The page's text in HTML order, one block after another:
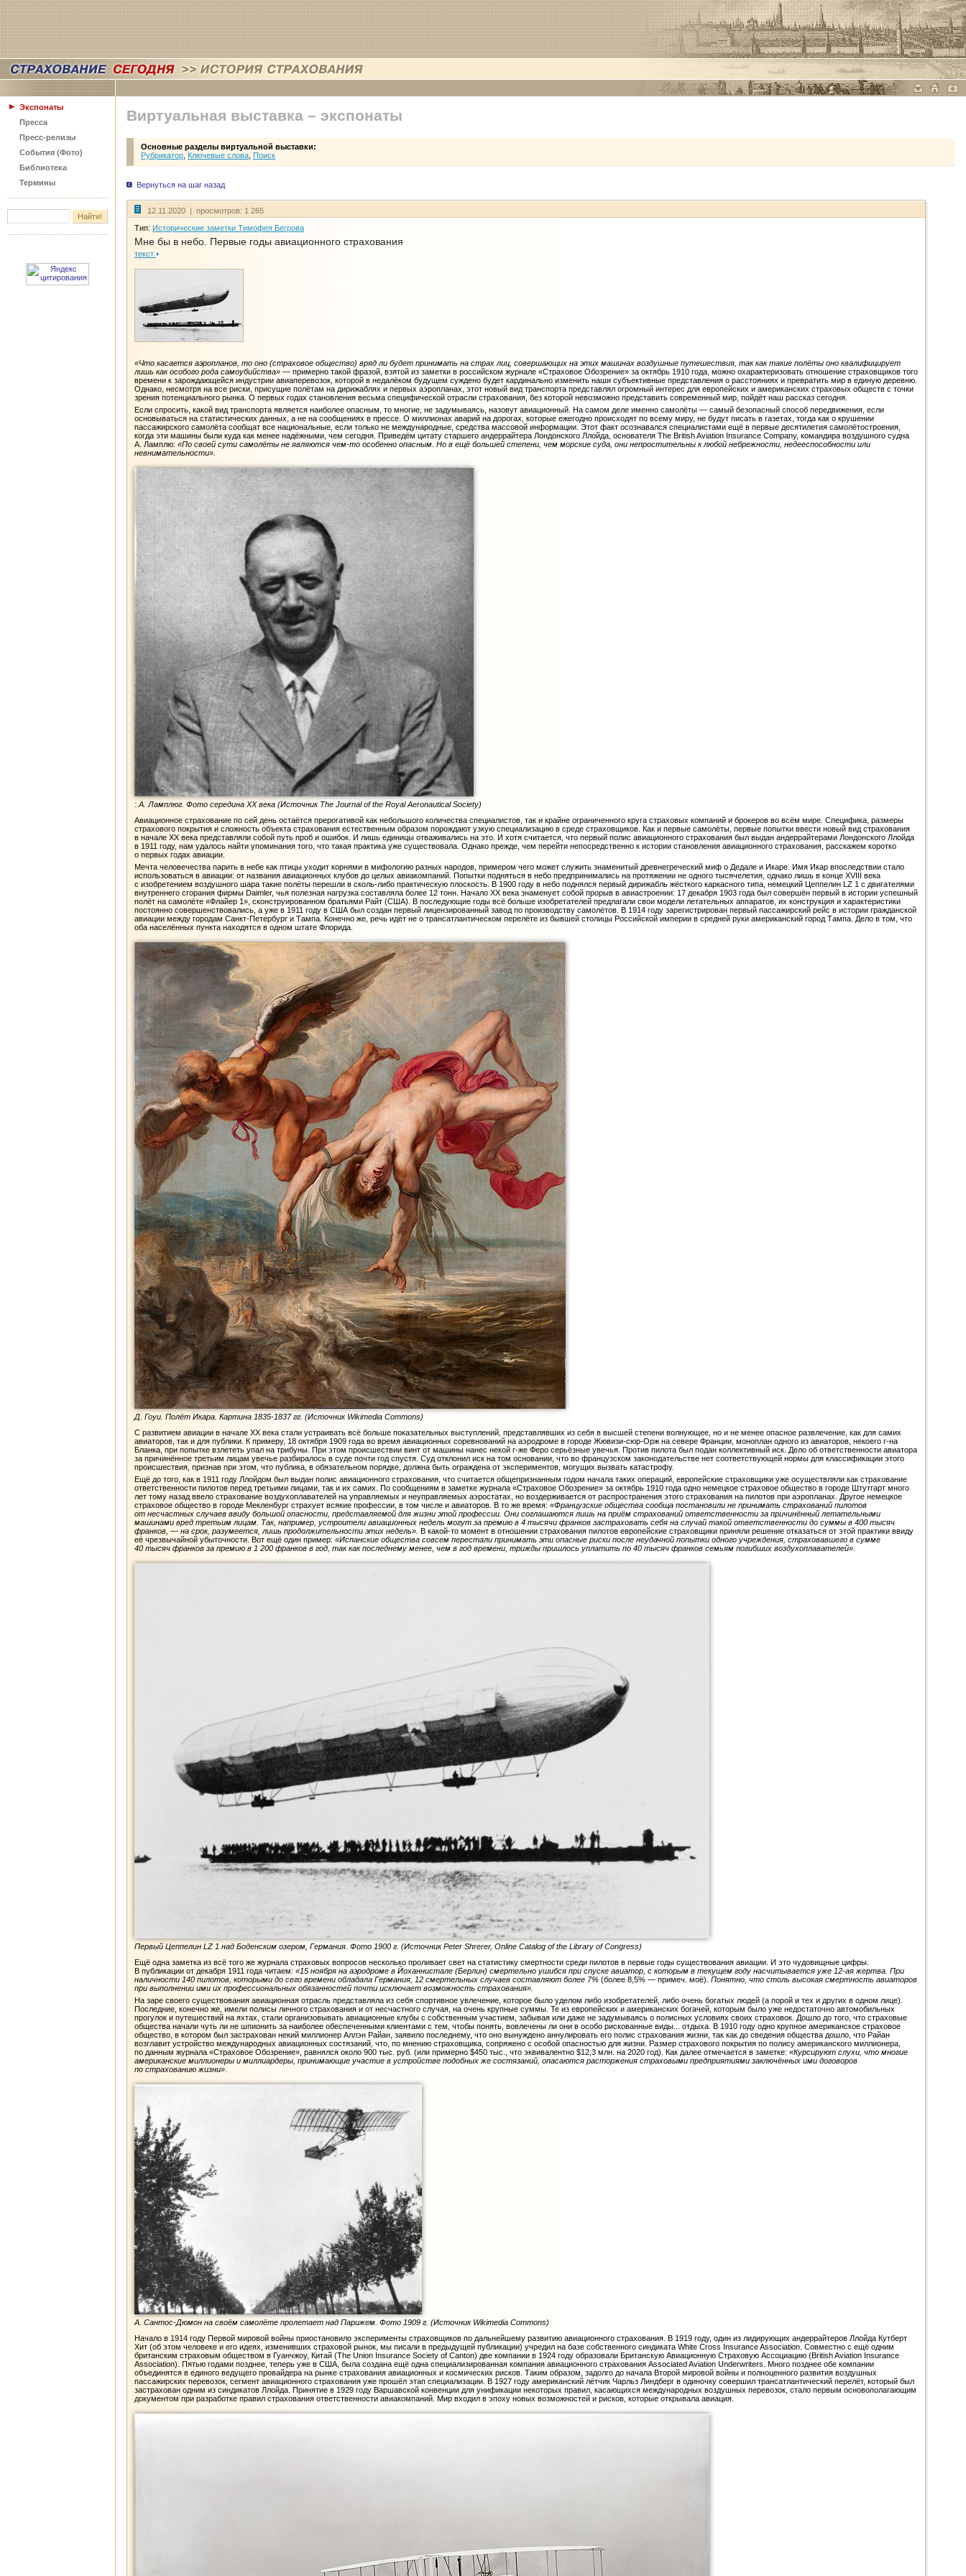
Экспонаты
Пресса
Пресс-релизы
События (Фото)
Библиотека
Термины
Виртуальная выставка – экспонаты
Основные разделы виртуальной выставки:
Рубрикатор Ключевые слова Поиск
Вернуться на шаг назад
12.11.2020 | просмотров: 1 265
Тип: Исторические заметки Тимофея Бегрова
Мне бы в небо. Первые годы авиационного страхования
текст
«Что касается аэропланов, то оно (страховое общество) вряд ли будет принимать на страх лиц, совершающих на этих машинах воздушные путешествия, так как такие полёты оно квалифицирует
лишь как особого рода самоубийства» — примерно такой фразой, взятой из заметки в российском журнале «Страховое Обозрение» за октябрь 1910 года, можно охарактеризовать отношение страховщиков того
времени к зарождающейся индустрии авиаперевозок, которой в недалёком будущем суждено будет кардинально изменить наши субъективные представления о расстояниях и превратить мир в единую деревню.
Однако, несмотря на все риски, присущие полётам на дирижаблях и первых аэропланах, этот новый вид транспорта представлял огромный интерес для европейских и американских страховых обществ с точки
зрения потенциального рынка. О первых годах становления весьма специфической отрасли страхования, без которой невозможно представить современный мир, пойдёт наш рассказ сегодня.
Если спросить, какой вид транспорта является наиболее опасным, то многие, не задумываясь, назовут авиационный. На самом деле именно самолёты — самый безопасный способ передвижения, если
основываться на статистических данных, а не на сообщениях в прессе. О миллионах аварий на дорогах, которые ежегодно происходят по всему миру, не будут писать в газетах, тогда как о крушении
пассажирского самолёта сообщат все национальные, если только не международные, средства массовой информации. Этот факт осознавался специалистами ещё в первые десятилетия самолётостроения,
когда эти машины были куда как менее надёжными, чем сегодня. Приведём цитату старшего андеррайтера Лондонского Ллойда, основателя The British Aviation Insurance Company, командира воздушного судна
А. Ламплю: «По своей сути самолёты не являются чем-то особенно опасным. Но в ещё большей степени, чем морские суда, они непростительны к любой небрежности, недееспособности или
невнимательности».
: А. Ламплюг. Фото середина XX века (Источник The Journal of the Royal Aeronautical Society)
Авиационное страхование по сей день остаётся прерогативой как небольшого количества специалистов, так и крайне ограниченного круга страховых компаний и брокеров во всём мире. Специфика, размеры
страхового покрытия и сложность объекта страхования естественным образом порождают узкую специализацию в среде страховщиков. Как и первые самолёты, первые попытки ввести новый вид страхования
в начале XX века представляли собой путь проб и ошибок. И лишь единицы отваживались на это. И хотя считается, что первый полис авиационного страхования был выдан андеррайтерами Лондонского Ллойда
в 1911 году, нам удалось найти упоминания того, что такая практика уже существовала. Однако прежде, чем перейти непосредственно к истории становления авиационного страхования, расскажем коротко
о первых годах авиации.
Мечта человечества парить в небе как птицы уходит корнями в мифологию разных народов, примером чего может служить знаменитый древнегреческий миф о Дедале и Икаре. Имя Икар впоследствии стало
использоваться в авиации: от названия авиационных клубов до целых авиакомпаний. Попытки подняться в небо предпринимались на протяжении не одного тысячелетия, однако лишь в конце XVIII века
с изобретением воздушного шара такие полёты перешли в сколь-либо практическую плоскость. В 1900 году в небо поднялся первый дирижабль жёсткого каркасного типа, немецкий Цеппелин LZ 1 с двигателями
внутреннего сгорания фирмы Daimler, чья полезная нагрузка составляла более 12 тонн. Начало XX века знаменует собой прорыв в авиастроении: 17 декабря 1903 года был совершён первый в истории успешный
полёт на самолёте «Флайер 1», сконструированном братьями Райт (США). В последующие годы всё больше изобретателей предлагали свои модели летательных аппаратов, их конструкция и характеристики
постоянно совершенствовались, а уже в 1911 году в США был создан первый лицензированный завод по производству самолётов. В 1914 году зарегистрирован первый пассажирский рейс в истории гражданской
авиации между городам Санкт-Петербург и Тампа. Конечно же, речь идёт не о трансатлантическом перелёте из бывшей столицы Российской империи в средней руки американский город Тампа. Дело в том, что
оба населённых пункта находятся в одном штате Флорида.
Д. Гоуи. Полёт Икара. Картина 1835-1837 гг. (Источник Wikimedia Commons)
С развитием авиации в начале XX века стали устраивать всё больше показательных выступлений, представлявших из себя в высшей степени волнующее, но и не менее опасное развлечение, как для самих
авиаторов, так и для публики. К примеру, 18 октября 1909 года во время авиационных соревнований на аэродроме в городе Жювизи-сюр-Орж на севере Франции, моноплан одного из авиаторов, некоего г-на
Бланка, при попытке взлететь упал на трибуны. При этом происшествии винт от машины нанес некой г-же Феро серьёзные увечья. Против пилота был подан коллективный иск. Дело об ответственности авиатора
за причинённое третьим лицам увечье разбиралось в суде почти год спустя. Суд отклонил иск на том основании, что во французском законодательстве нет соответствующей нормы для классификации этого
происшествия, признав при этом, что публика, в обязательном порядке, должна быть ограждена от экспериментов, могущих вызвать катастрофу.
Ещё до того, как в 1911 году Ллойдом был выдан полис авиационного страхования, что считается общепризнанным годом начала таких операций, европейские страховщики уже осуществляли как страхование
ответственности пилотов перед третьими лицами, так и их самих. По сообщениям в заметке журнала «Страховое Обозрение» за октябрь 1910 года одно немецкое страховое общество в городе Штутгарт много
лет тому назад ввело страхование воздухоплавателей на управляемых и неуправляемых аэростатах, но воздерживается от распространения этого страхования на пилотов при аэропланах. Другое немецкое
страховое общество в городе Мекленбург страхует всякие профессии, в том числе и авиаторов. В то же время: «Французские общества сообща постановили не принимать страхований пилотов
от несчастных случаев ввиду большой опасности, представляемой для жизни этой профессии. Они соглашаются лишь на приём страхований ответственности за причинённый летательными
машинами вред третьим лицам. Так, например, устроители авиационных недель могут за премию в 4 тысячи франков застраховать себя на случай такой ответственности до суммы в 400 тысяч
франков, — на срок, разумеется, лишь продолжительности этих недель». В какой-то момент в отношении страхования пилотов европейские страховщики приняли решение отказаться от этой практики ввиду
её чрезвычайной убыточности. Вот ещё один пример: «Испанские общества совсем перестали принимать эти опасные риски после неудачной попытки одного учреждения, страховавшего в сумме
40 тысяч франков за премию в 1 200 франков в год, так как последнему менее, чем в год времени, трижды пришлось уплатить по 40 тысяч франков семьям погибших воздухоплавателей».
Первый Цеппелин LZ 1 над Боденским озером, Германия. Фото 1900 г. (Источник Peter Shrerer, Online Catalog of the Library of Congress)
Ещё одна заметка из всё того же журнала страховых вопросов несколько проливает свет на статистику смертности среди пилотов в первые годы существования авиации. И это чудовищные цифры.
В публикации от декабря 1911 года читаем: «15 ноября на аэродроме в Йоханнистале (Берлин) смертельно ушибся при спуске авиатор, с которым в текущем году насчитывается уже 12-ая жертва. При
наличности 140 пилотов, которыми до сего времени обладала Германия, 12 смертельных случаев составляют более 7% (более 8,5% — примеч. моё). Понятно, что столь высокая смертность авиаторов
при выполнении ими их профессиональных обязанностей почти исключает возможность страхования».
На заре своего существования авиационная отрасль представляла из себя спортивное увлечение, которое было уделом либо изобретателей, либо очень богатых людей (а порой и тех и других в одном лице).
Последние, конечно же, имели полисы личного страхования и от несчастного случая, на очень крупные суммы. Те из европейских и американских богачей, которым было уже недостаточно автомобильных
прогулок и путешествий на яхтах, стали организовывать авиационные клубы с собственным участием, забывая или даже не задумываясь о полисных условиях своих страховок. Дошло до того, что страховые
общества начали чуть ли не шпионить за наиболее обеспеченными клиентами с тем, чтобы понять, вовлечены ли они в особо рискованные виды... отдыха. В 1910 году одно крупное американское страховое
общество, в котором был застрахован некий миллионер Аллэн Райан, заявило последнему, что оно вынуждено аннулировать его полис страхования жизни, так как до сведения общества дошло, что Райан
возглавит устройство международных авиационных состязаний, что, по мнению страховщика, сопряжено с особой опасностью для жизни. Размер страхового покрытия по полису американского миллионера,
по данным журнала «Страховое Обозрение», равнялся около 900 тыс. руб. (или примерно $450 тыс., что эквивалентно $12,3 млн. на 2020 год). Как далее отмечается в заметке: «Курсируют слухи, что многие
американские миллионеры и миллиардеры, принимающие участие в устройстве подобных же состязаний, опасаются расторжения страховыми предприятиями заключённых ими договоров
по страхованию жизни»
А. Сантос-Дюмон на своём самолёте пролетает над Парижем. Фото 1909 г. (Источник Wikimedia Commons)
Начало в 1914 году Первой мировой войны приостановило эксперименты страховщиков по дальнейшему развитию авиационного страхования. В 1919 году, один из лидирующих андеррайтеров Ллойда Кутберт
Хит (об этом человеке и его идеях, изменивших страховой рынок, мы писали в предыдущей публикации) учредил на базе собственного синдиката White Cross Insurance Association. Совместно с ещё одним
британским страховым обществом в Гуанчжоу, Китай (The Union Insurance Society of Canton) две компании в 1924 году образовали Британскую Авиационную Страховую Ассоциацию (British Aviation Insurance
Association). Пятью годами позднее, теперь уже в США, была создана ещё одна специализированная компания авиационного страхования Associated Aviation Underwriters. Много позднее обе компании
объединятся в единого ведущего провайдера на рынке страхования авиационных и космических рисков. Таким образом, задолго до начала Второй мировой войны и полноценного развития воздушных
пассажирских перевозок, сегмент авиационного страхования уже прошёл этап специализации. В 1927 году американский лётчик Чарльз Линдберг в одиночку совершил трансатлантический перелёт, который был
застрахован одним из синдикатов Ллойда. Принятие в 1929 году Варшавской конвенции для унификации некоторых правил, касающихся международных воздушных перевозок, стало первым основополагающим
документом при разработке правил страхования ответственности авиакомпаний. Мир входил в эпоху новых возможностей и рисков, которые открывала авиация.